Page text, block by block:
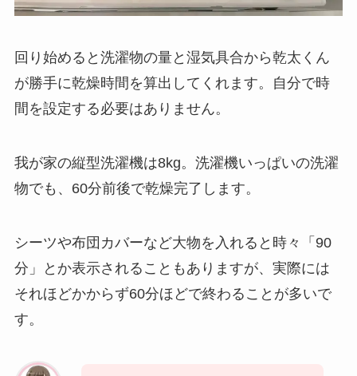
回り始めると洗濯物の量と湿気具合から乾太くん
が勝手に乾燥時間を算出してくれます。自分で時
間を設定する必要はありません。
我が家の縦型洗濯機は8kg。洗濯機いっぱいの洗濯
物でも、60分前後で乾燥完了します。
シーツや布団カバーなど大物を入れると時々「90
分」とか表示されることもありますが、実際には
それほどかからず60分ほどで終わることが多いで
す。